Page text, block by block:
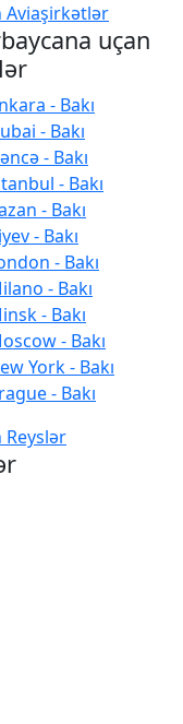
Aviaşirkətlər
uçan
- Bakı
- Bakı
- Bakı
- Bakı
- Bakı
- Bakı
- Bakı
- Bakı
- Bakı
- Bakı
York - Bakı
- Bakı
Reyslər